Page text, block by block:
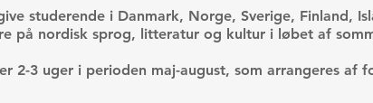
studerende i Danmark, Norge, Sverige, Finland,
på nordisk sprog, litteratur og kultur i løbet af
2-3 uger i perioden maj-august, som arrangeres af